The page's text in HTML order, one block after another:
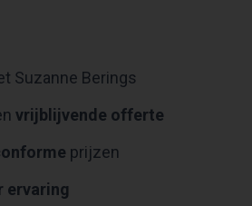
Suzanne Berings
vrijblijvende offerte
prijzen
ervaring